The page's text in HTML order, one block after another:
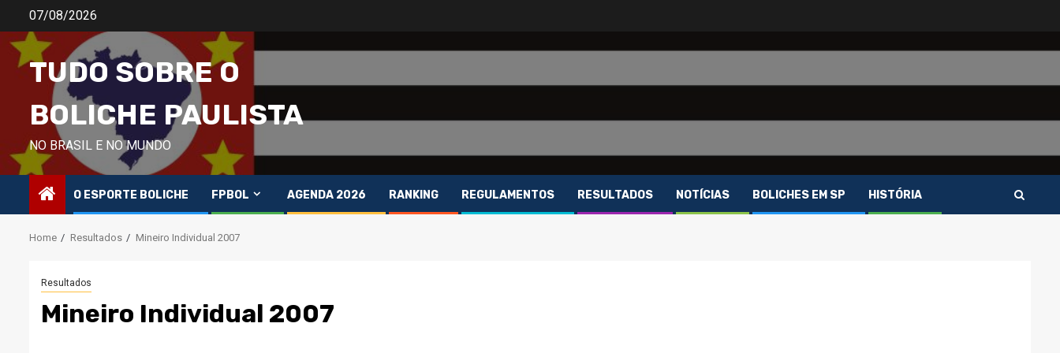
content
07/08/2026
TUDO SOBRE O
BOLICHE PAULISTA
NO BRASIL E NO MUNDO
O ESPORTE BOLICHE FPBOL AGENDA 2026 RANKING REGULAMENTOS RESULTADOS NOTÍCIAS BOLICHES EM SP HISTÓRIA
Home Resultados Mineiro Individual 2007
Resultados
Mineiro Individual 2007